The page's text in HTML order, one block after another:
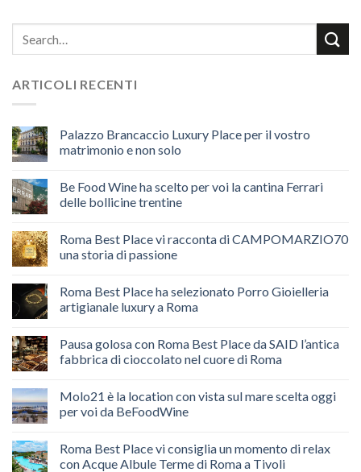
ARTICOLI RECENTI
Palazzo Brancaccio Luxury Place per il vostro
matrimonio e non solo
Be Food Wine ha scelto per voi la cantina Ferrari
delle bollicine trentine
Roma Best Place vi racconta di CAMPOMARZIO70
una storia di passione
Roma Best Place ha selezionato Porro Gioielleria
artigianale luxury a Roma
Pausa golosa con Roma Best Place da SAID l’antica
fabbrica di cioccolato nel cuore di Roma
Molo21 è la location con vista sul mare scelta oggi
per voi da BeFoodWine
Roma Best Place vi consiglia un momento di relax
con Acque Albule Terme di Roma a Tivoli